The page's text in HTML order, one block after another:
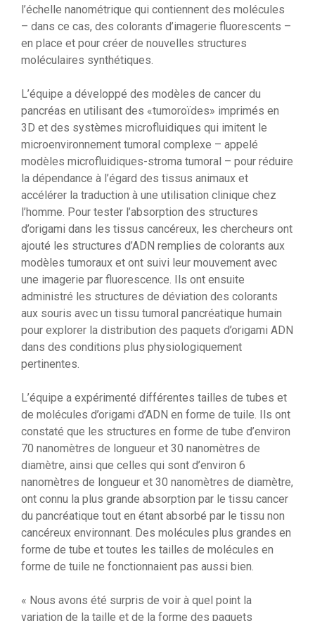
l’échelle nanométrique qui contiennent des molécules
– dans ce cas, des colorants d’imagerie fluorescents –
en place et pour créer de nouvelles structures
moléculaires synthétiques.
L’équipe a développé des modèles de cancer du
pancréas en utilisant des «tumoroïdes» imprimés en
3D et des systèmes microfluidiques qui imitent le
microenvironnement tumoral complexe – appelé
modèles microfluidiques-stroma tumoral – pour réduire
la dépendance à l’égard des tissus animaux et
accélérer la traduction à une utilisation clinique chez
l’homme. Pour tester l’absorption des structures
d’origami dans les tissus cancéreux, les chercheurs ont
ajouté les structures d’ADN remplies de colorants aux
modèles tumoraux et ont suivi leur mouvement avec
une imagerie par fluorescence. Ils ont ensuite
administré les structures de déviation des colorants
aux souris avec un tissu tumoral pancréatique humain
pour explorer la distribution des paquets d’origami ADN
dans des conditions plus physiologiquement
pertinentes.
L’équipe a expérimenté différentes tailles de tubes et
de molécules d’origami d’ADN en forme de tuile. Ils ont
constaté que les structures en forme de tube d’environ
70 nanomètres de longueur et 30 nanomètres de
diamètre, ainsi que celles qui sont d’environ 6
nanomètres de longueur et 30 nanomètres de diamètre,
ont connu la plus grande absorption par le tissu cancer
du pancréatique tout en étant absorbé par le tissu non
cancéreux environnant. Des molécules plus grandes en
forme de tube et toutes les tailles de molécules en
forme de tuile ne fonctionnaient pas aussi bien.
« Nous avons été surpris de voir à quel point la
variation de la taille et de la forme des paquets